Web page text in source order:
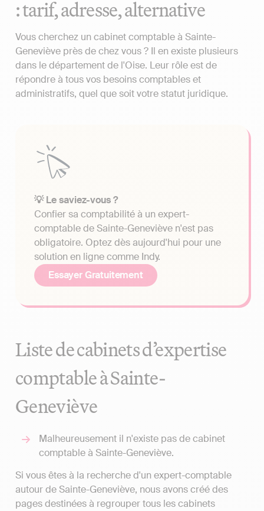
: tarif, adresse, alternative
Vous cherchez un cabinet comptable à Sainte-
Geneviève près de chez vous ? Il en existe plusieurs
dans le département de l'Oise. Leur rôle est de
répondre à tous vos besoins comptables et
administratifs, quel que soit votre statut juridique.
💡 Le saviez-vous ?
Confier sa comptabilité à un expert-
comptable de Sainte-Geneviève n'est pas
obligatoire. Optez dès aujourd'hui pour une
solution en ligne comme Indy.
Essayer Gratuitement
Liste de cabinets d’expertise
comptable à Sainte-
Geneviève
Malheureusement il n'existe pas de cabinet
comptable à Sainte-Geneviève.
Si vous êtes à la recherche d'un expert-comptable
autour de Sainte-Geneviève, nous avons créé des
pages destinées à regrouper tous les cabinets